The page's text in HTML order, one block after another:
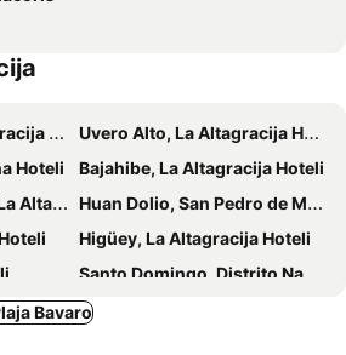
Hoteli
Uvero Alto, La Altagracija Hoteli
Hoteli
Bajahibe, La Altagracija Hoteli
Hoteli
Huan Dolio, San Pedro de Makoris Hoteli
Higüey, La Altagracija Hoteli
Santo Domingo, Distrito Nacional Hoteli
Hoteli
Boka Čika, Distrito Nacional Hoteli
Bavaro